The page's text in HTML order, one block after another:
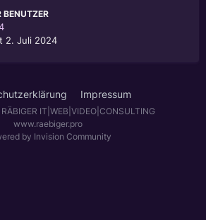
BENUTZER
2. Juli 2024
Impressum
IT|WEB|VIDEO|CONSULTING
www.raebiger.pro
by Invision Community